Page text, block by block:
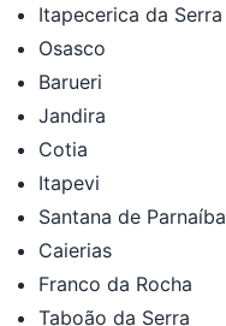
Itapecerica da Serra
Osasco
Barueri
Jandira
Cotia
Itapevi
Santana de Parnaíba
Caierias
Franco da Rocha
Taboão da Serra